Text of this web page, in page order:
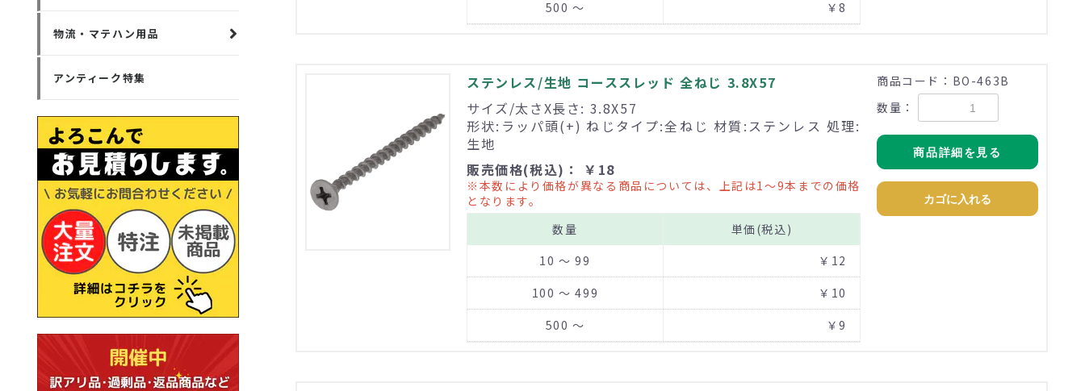
物流・マテハン用品
アンティーク特集
500 ～
￥8
ステンレス/生地 コーススレッド 全ねじ 3.8X57
サイズ/太さX長さ: 3.8X57
形状:ラッパ頭(+) ねじタイプ:全ねじ 材質:ステンレス 処理:
生地
販売価格(税込)： ￥18
※本数により価格が異なる商品については、上記は1～9本までの価格
となります。
数量
単価(税込)
10 ～ 99
￥12
100 ～ 499
￥10
500 ～
￥9
商品コード：BO-463B
数量：
商品詳細を見る
カゴに入れる